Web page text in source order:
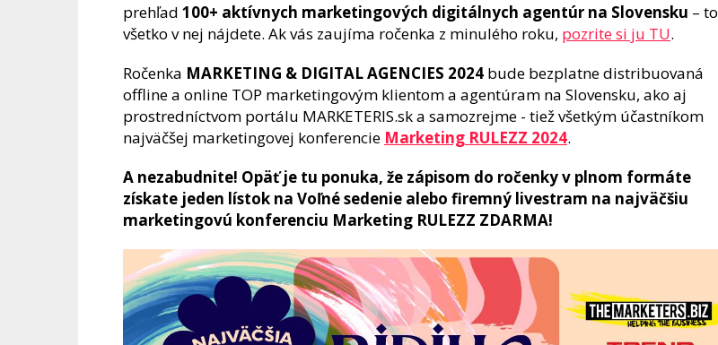
prehľad 100+ aktívnych marketingových digitálnych agentúr na Slovensku – to
všetko v nej nájdete. Ak vás zaujíma ročenka z minulého roku, pozrite si ju TU.
Ročenka MARKETING & DIGITAL AGENCIES 2024 bude bezplatne distribuovaná
offline a online TOP marketingovým klientom a agentúram na Slovensku, ako aj
prostredníctvom portálu MARKETERIS.sk a samozrejme - tiež všetkým účastníkom
najväčšej marketingovej konferencie Marketing RULEZZ 2024.
A nezabudnite! Opäť je tu ponuka, že zápisom do ročenky v plnom formáte
získate jeden lístok na Voľné sedenie alebo firemný livestram na najväčšiu
marketingovú konferenciu Marketing RULEZZ ZDARMA!